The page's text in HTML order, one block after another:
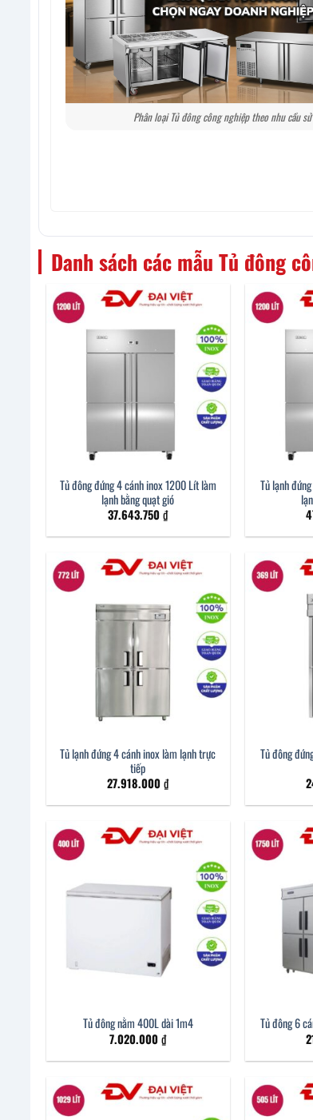
Phân loại Tủ đông công nghiệp theo nhu cầu
Danh sách các mẫu Tủ đông
Tủ đông đứng 4 cánh inox 1200 Lít làm
lạnh bằng quạt gió
37.643.750₫
Tủ lạnh
Tủ lạnh đứng 4 cánh inox làm lạnh trực
tiếp
27.918.000₫
Tủ đông
Tủ đông nằm 400L dài 1m4
7.020.000₫
Tủ đông 6